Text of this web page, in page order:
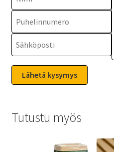
Tutustu myös